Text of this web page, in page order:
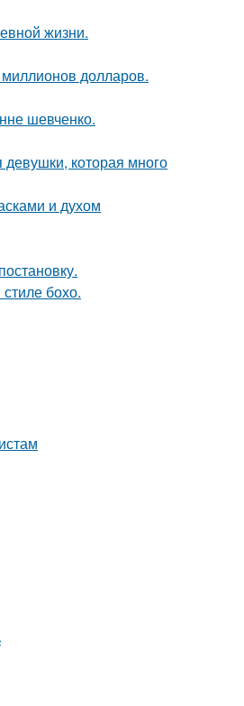
жизни.
миллионов долларов.
шевченко.
которая много
и духом
бохо.